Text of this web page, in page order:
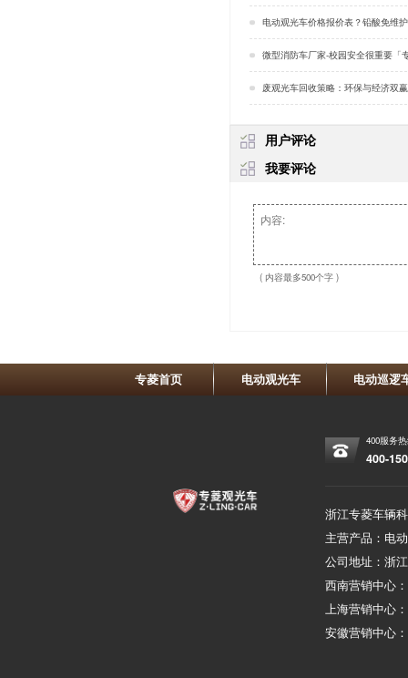
电动观光车价格报价表？铅酸免维护电池的优点
微型消防车厂家-校园安全很重要「
废观光车回收策略：环保与经济双赢的明智选择
用户评论
我要评论
( 内容最多500个字 )
专菱首页 电动观光车 电动巡逻
400服务
400-
浙江专菱车辆
主营产品：电
公司地址：浙
西南营销中心
上海营销中心
安徽营销中